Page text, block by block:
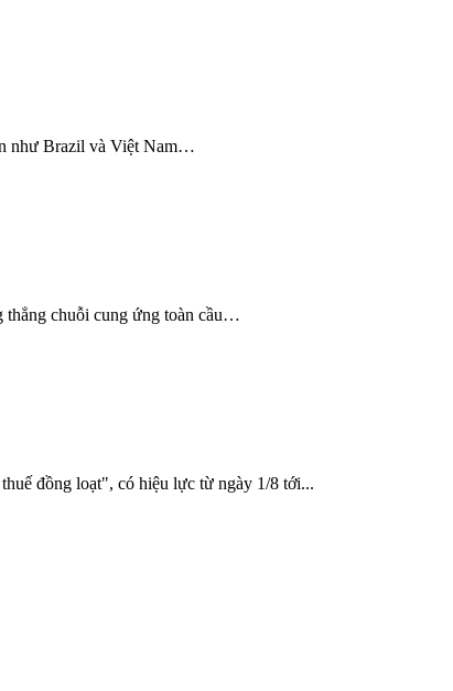
như Brazil và Việt Nam…
thẳng chuỗi cung ứng toàn cầu…
đồng loạt", có hiệu lực từ ngày 1/8 tới...